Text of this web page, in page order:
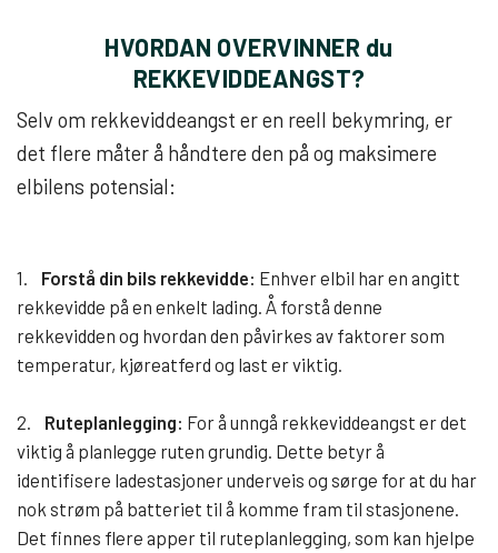
HVORDAN OVERVINNER du
REKKEVIDDEANGST?
Selv om rekkeviddeangst er en reell bekymring, er
det flere måter å håndtere den på og maksimere
elbilens potensial:
1. Forstå din bils rekkevidde: Enhver elbil har en angitt
rekkevidde på en enkelt lading. Å forstå denne
rekkevidden og hvordan den påvirkes av faktorer som
temperatur, kjøreatferd og last er viktig.
2. Ruteplanlegging: For å unngå rekkeviddeangst er det
viktig å planlegge ruten grundig. Dette betyr å
identifisere ladestasjoner underveis og sørge for at du har
nok strøm på batteriet til å komme fram til stasjonene.
Det finnes flere apper til ruteplanlegging, som kan hjelpe